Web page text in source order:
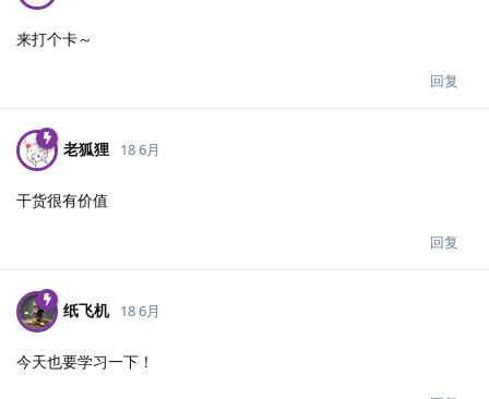
来打个卡～
回复
老狐狸 18 6月
干货很有价值
回复
纸飞机 18 6月
今天也要学习一下！